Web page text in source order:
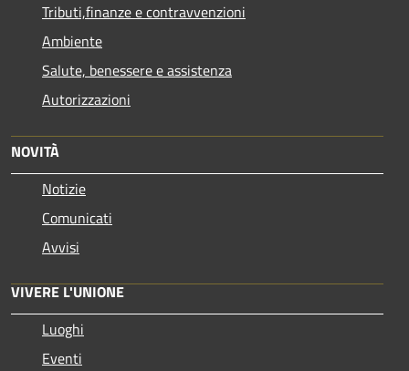
Tributi,finanze e contravvenzioni
Ambiente
Salute, benessere e assistenza
Autorizzazioni
NOVITÀ
Notizie
Comunicati
Avvisi
VIVERE L'UNIONE
Luoghi
Eventi